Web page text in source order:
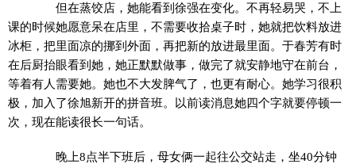
但在蒸饺店，她能看到徐强在变化。不再轻易哭，不上
课的时候她愿意呆在店里，不需要收拾桌子时，她就把饮料放进
冰柜，把里面凉的挪到外面，再把新的放进最里面。于春芳有时
在后厨抬眼看到她，她正默默做事，做完了就安静地守在前台，
等着有人需要她。她也不大发脾气了，也更有耐心。她学习很积
极，加入了徐旭新开的拼音班。以前读消息她四个字就要停顿一
次，现在能读很长一句话。
晚上8点半下班后，母女俩一起往公交站走，坐40分钟